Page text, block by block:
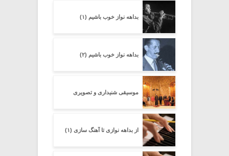
بداهه نواز خوب باشیم (۱)
بداهه نواز خوب باشیم (۲)
موسیقی شنیداری و تصویری
از بداهه نوازی تا آهنگ سازی (۱)